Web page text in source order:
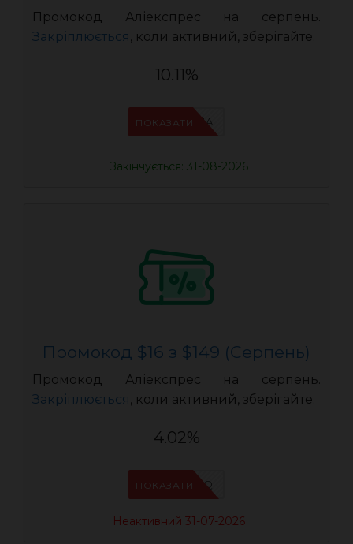
Промокод Аліекспрес на серпень.
Закріплюється, коли активний, зберігайте.
10.11%
IFPN6ZUA
ПОКАЗАТИ
Закінчується: 31-08-2026
Промокод $16 з $149 (Серпень)
Промокод Аліекспрес на серпень.
Закріплюється, коли активний, зберігайте.
4.02%
IFP94JWQ
ПОКАЗАТИ
Неактивний 31-07-2026